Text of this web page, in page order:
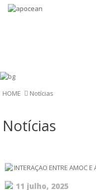
HOME Notí­cias
Notí­cias
11 julho, 2025